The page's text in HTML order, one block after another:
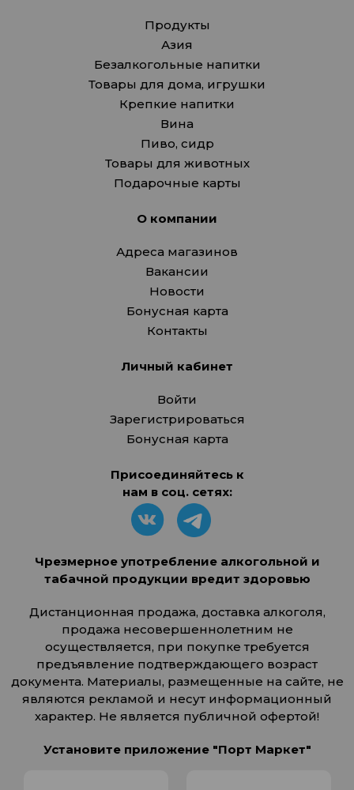
Продукты
Азия
Безалкогольные напитки
Товары для дома, игрушки
Крепкие напитки
Вина
Пиво, сидр
Товары для животных
Подарочные карты
О компании
Адреса магазинов
Вакансии
Новости
Бонусная карта
Контакты
Личный кабинет
Войти
Зарегистрироваться
Бонусная карта
Присоединяйтесь к
нам в соц. сетях:
Чрезмерное употребление алкогольной и
табачной продукции вредит здоровью
Дистанционная продажа, доставка алкоголя,
продажа несовершеннолетним не
осуществляется, при покупке требуется
предъявление подтверждающего возраст
документа. Материалы, размещенные на сайте, не
являются рекламой и несут информационный
характер. Не является публичной офертой!
Установите приложение "Порт Маркет"